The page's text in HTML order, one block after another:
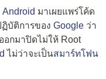
Android มาเผยแพร่โค้ด
บัติการของ Google ว่า
อกมาปิดไม่ให้ Root
ไม่ว่าจะเป็นสมาร์ทโฟน